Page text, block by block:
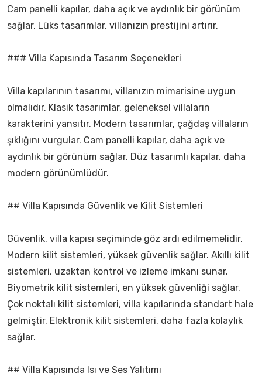
Cam panelli kapılar, daha açık ve aydınlık bir görünüm
sağlar. Lüks tasarımlar, villanızın prestijini artırır.
### Villa Kapısında Tasarım Seçenekleri
Villa kapılarının tasarımı, villanızın mimarisine uygun
olmalıdır. Klasik tasarımlar, geleneksel villaların
karakterini yansıtır. Modern tasarımlar, çağdaş villaların
şıklığını vurgular. Cam panelli kapılar, daha açık ve
aydınlık bir görünüm sağlar. Düz tasarımlı kapılar, daha
modern görünümlüdür.
## Villa Kapısında Güvenlik ve Kilit Sistemleri
Güvenlik, villa kapısı seçiminde göz ardı edilmemelidir.
Modern kilit sistemleri, yüksek güvenlik sağlar. Akıllı kilit
sistemleri, uzaktan kontrol ve izleme imkanı sunar.
Biyometrik kilit sistemleri, en yüksek güvenliği sağlar.
Çok noktalı kilit sistemleri, villa kapılarında standart hale
gelmiştir. Elektronik kilit sistemleri, daha fazla kolaylık
sağlar.
## Villa Kapısında Isı ve Ses Yalıtımı